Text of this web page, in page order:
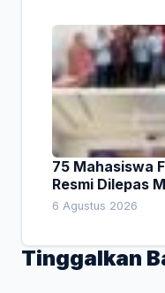
75 Mahasiswa
Resmi Dilepas
Empat Pesan
6 Agustus 2026
Tinggalkan